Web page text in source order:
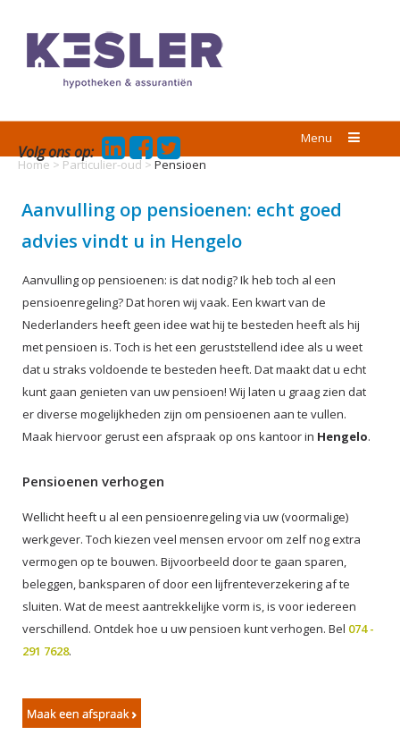
Menu
Volg ons op:
Home > Particulier-oud > Pensioen
Aanvulling op pensioenen: echt goed
advies vindt u in Hengelo
Aanvulling op pensioenen: is dat nodig? Ik heb toch al een
pensioenregeling? Dat horen wij vaak. Een kwart van de
Nederlanders heeft geen idee wat hij te besteden heeft als hij
met pensioen is. Toch is het een geruststellend idee als u weet
dat u straks voldoende te besteden heeft. Dat maakt dat u echt
kunt gaan genieten van uw pensioen! Wij laten u graag zien dat
er diverse mogelijkheden zijn om pensioenen aan te vullen.
Maak hiervoor gerust een afspraak op ons kantoor in Hengelo.
Pensioenen verhogen
Wellicht heeft u al een pensioenregeling via uw (voormalige)
werkgever. Toch kiezen veel mensen ervoor om zelf nog extra
vermogen op te bouwen. Bijvoorbeeld door te gaan sparen,
beleggen, banksparen of door een lijfrenteverzekering af te
sluiten. Wat de meest aantrekkelijke vorm is, is voor iedereen
verschillend. Ontdek hoe u uw pensioen kunt verhogen. Bel 074 -
291 7628.